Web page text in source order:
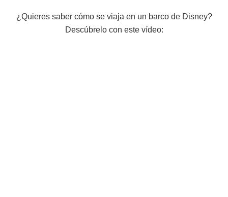
¿Quieres saber cómo se viaja en un barco de Disney?
Descúbrelo con este vídeo: